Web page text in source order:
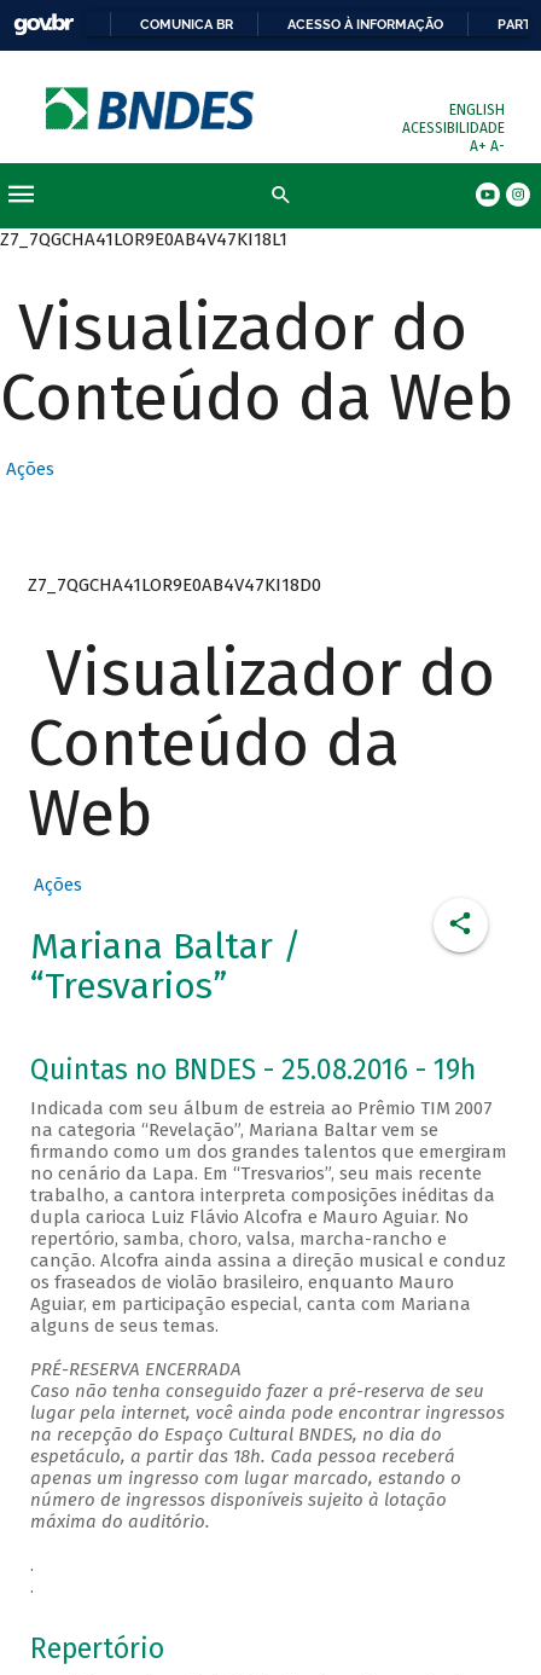
COMUNICA BR ACESSO À INFORMAÇÃO
ENGLISH
ACESSIBILIDADE
A+ A-
Z7_7QGCHA41LOR9E0AB4V47KI18L1
Visualizador do
Conteúdo da Web
Ações
Z7_7QGCHA41LOR9E0AB4V47KI18D0
Visualizador do
Conteúdo da
Web
Ações
Mariana Baltar /
“Tresvarios”
Quintas no BNDES - 25.08.2016 - 19h
Indicada com seu álbum de estreia ao Prêmio TIM 2007
na categoria “Revelação”, Mariana Baltar vem se
firmando como um dos grandes talentos que emergiram
no cenário da Lapa. Em “Tresvarios”, seu mais recente
trabalho, a cantora interpreta composições inéditas da
dupla carioca Luiz Flávio Alcofra e Mauro Aguiar. No
repertório, samba, choro, valsa, marcha-rancho e
canção. Alcofra ainda assina a direção musical e conduz
os fraseados de violão brasileiro, enquanto Mauro
Aguiar, em participação especial, canta com Mariana
alguns de seus temas.
PRÉ-RESERVA ENCERRADA
Caso não tenha conseguido fazer a pré-reserva de seu
lugar pela internet, você ainda pode encontrar ingressos
na recepção do Espaço Cultural BNDES, no dia do
espetáculo, a partir das 18h. Cada pessoa receberá
apenas um ingresso com lugar marcado, estando o
número de ingressos disponíveis sujeito à lotação
máxima do auditório.
.
.
Repertório